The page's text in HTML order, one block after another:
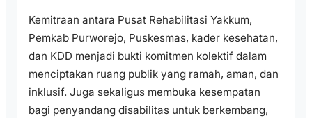
Kemitraan antara Pusat Rehabilitasi Yakkum,
Pemkab Purworejo, Puskesmas, kader kesehatan,
dan KDD menjadi bukti komitmen kolektif dalam
menciptakan ruang publik yang ramah, aman, dan
inklusif. Juga sekaligus membuka kesempatan
bagi penyandang disabilitas untuk berkembang,